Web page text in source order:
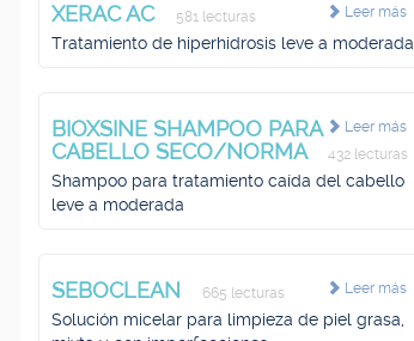
Leer más
XERAC AC 581 lecturas
Tratamiento de hiperhidrosis leve a moderada
Leer más
BIOXSINE SHAMPOO PARA
CABELLO SECO/NORMA
432 lecturas
Shampoo para tratamiento caída del cabello
leve a moderada
Leer más
SEBOCLEAN 665 lecturas
Solución micelar para limpieza de piel grasa,